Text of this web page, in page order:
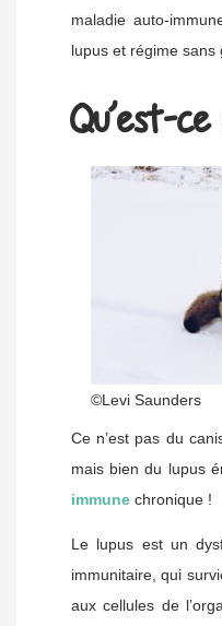
maladie auto-
lupus et régime sans
Qu’est-
©Levi Saunders
Ce n’est pas du
mais bien du lupus
immune chronique !
Le lupus est un
immunitaire, qui
aux cellules de